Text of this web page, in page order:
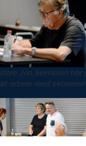
Jan Svensson har
arbete med